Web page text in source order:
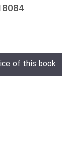
of this book